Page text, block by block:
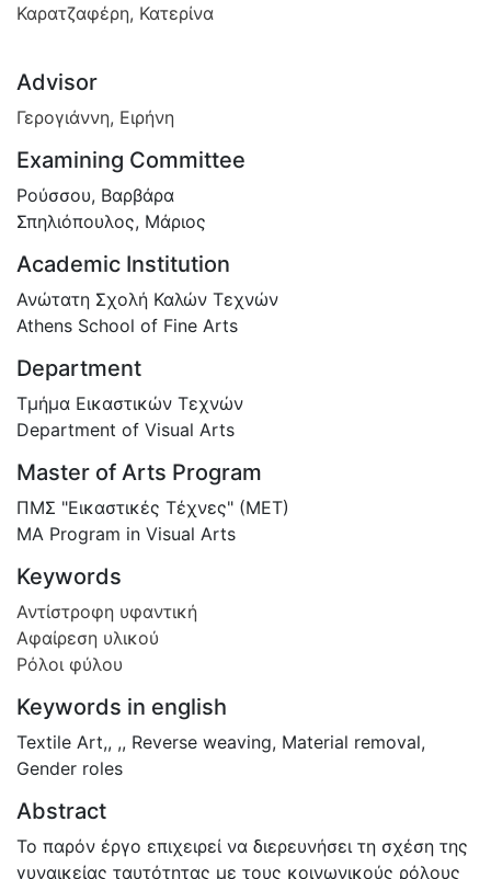
Καρατζαφέρη, Κατερίνα
Advisor
Γερογιάννη, Ειρήνη
Examining Committee
Ρούσσου, Βαρβάρα
Σπηλιόπουλος, Μάριος
Academic Institution
Ανώτατη Σχολή Καλών Τεχνών
Athens School of Fine Arts
Department
Τμήμα Εικαστικών Τεχνών
Department of Visual Arts
Master of Arts Program
ΠΜΣ "Εικαστικές Τέχνες" (ΜΕΤ)
MA Program in Visual Arts
Keywords
Αντίστροφη υφαντική
Αφαίρεση υλικού
Ρόλοι φύλου
Keywords in english
Textile Art,, ,, Reverse weaving, Material removal,
Gender roles
Abstract
Το παρόν έργο επιχειρεί να διερευνήσει τη σχέση της
γυναικείας ταυτότητας με τους κοινωνικούς ρόλους